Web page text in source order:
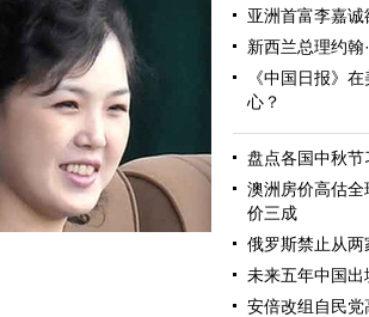
面具游行活动引警民冲突
亚洲首富李嘉
新西兰总理约翰
《中国日报》
心？
盘点各国中秋节
澳洲房价高估
价三成
俄罗斯禁止从
未来五年中国
安倍改组自民